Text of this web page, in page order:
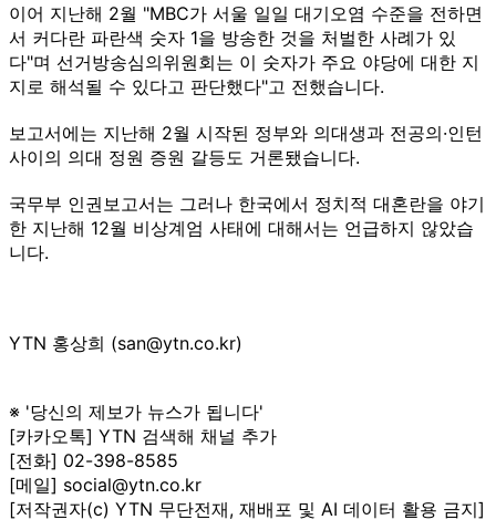
이어 지난해 2월 "MBC가 서울 일일 대기오염 수준을 전하면
서 커다란 파란색 숫자 1을 방송한 것을 처벌한 사례가 있
다"며 선거방송심의위원회는 이 숫자가 주요 야당에 대한 지
지로 해석될 수 있다고 판단했다"고 전했습니다.
보고서에는 지난해 2월 시작된 정부와 의대생과 전공의·인턴
사이의 의대 정원 증원 갈등도 거론됐습니다.
국무부 인권보고서는 그러나 한국에서 정치적 대혼란을 야기
한 지난해 12월 비상계엄 사태에 대해서는 언급하지 않았습
니다.
YTN 홍상희 (san@ytn.co.kr)
※ '당신의 제보가 뉴스가 됩니다'
[카카오톡] YTN 검색해 채널 추가
[전화] 02-398-8585
[메일] social@ytn.co.kr
[저작권자(c) YTN 무단전재, 재배포 및 AI 데이터 활용 금지]